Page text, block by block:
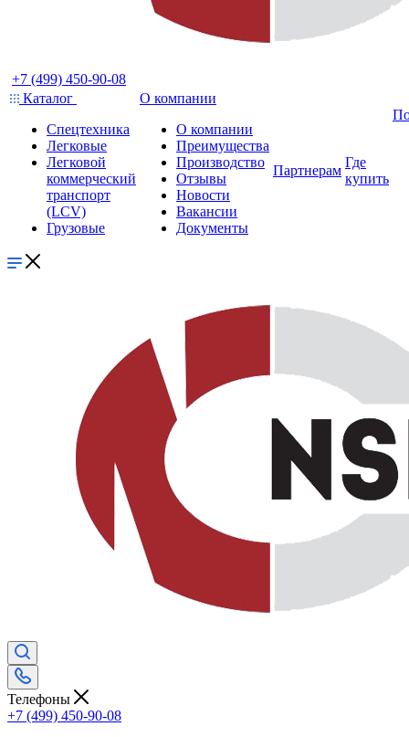
+7 (499) 450-90-08
Каталог
Спецтехника
Легковые
Легковой
коммерческий
транспорт
(LCV)
Грузовые
О компании
О компании
Преимущества
Производство
Отзывы
Новости
Вакансии
Документы
Партнерам
Где
купить
Телефоны
+7 (499) 450-90-08